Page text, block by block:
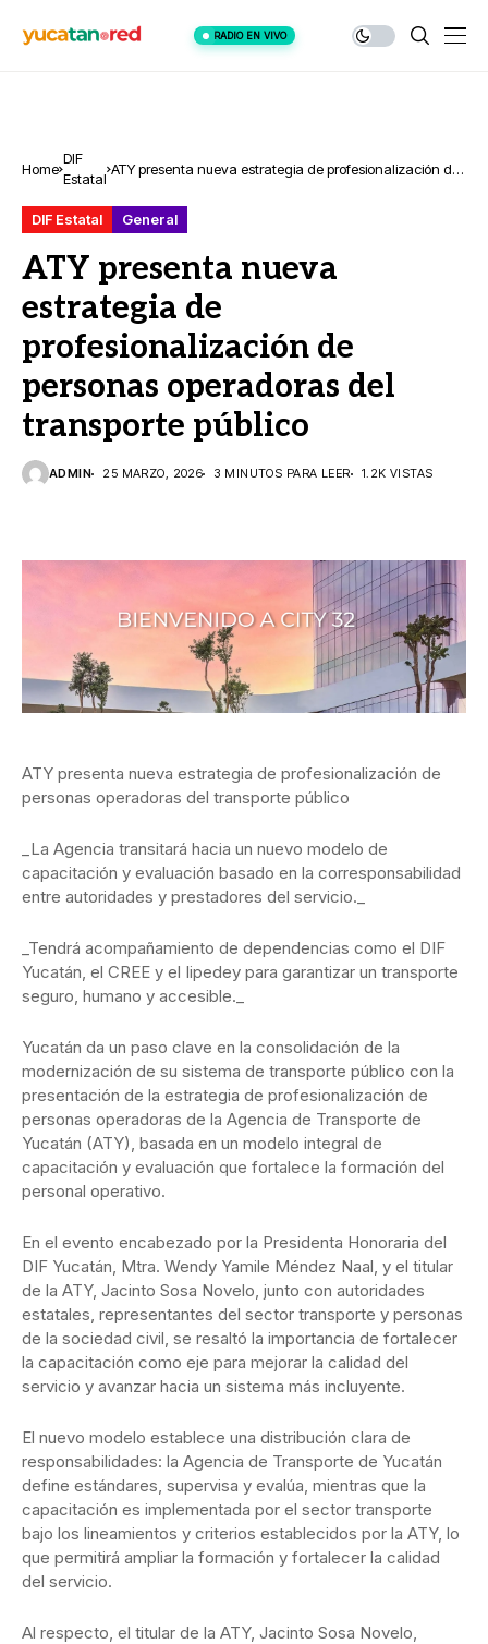
RADIO EN VIVO
Home
DIF
Estatal
ATY presenta nueva estrategia de profesionalización de
DIF Estatal
General
ATY presenta nueva
estrategia de
profesionalización de
personas operadoras del
transporte público
ADMIN 25 MARZO, 2026 3 MINUTOS PARA LEER 1.2K VISTAS
ATY presenta nueva estrategia de profesionalización de
personas operadoras del transporte público
_La Agencia transitará hacia un nuevo modelo de
capacitación y evaluación basado en la corresponsabilidad
entre autoridades y prestadores del servicio._
_Tendrá acompañamiento de dependencias como el DIF
Yucatán, el CREE y el Iipedey para garantizar un transporte
seguro, humano y accesible._
Yucatán da un paso clave en la consolidación de la
modernización de su sistema de transporte público con la
presentación de la estrategia de profesionalización de
personas operadoras de la Agencia de Transporte de
Yucatán (ATY), basada en un modelo integral de
capacitación y evaluación que fortalece la formación del
personal operativo.
En el evento encabezado por la Presidenta Honoraria del
DIF Yucatán, Mtra. Wendy Yamile Méndez Naal, y el titular
de la ATY, Jacinto Sosa Novelo, junto con autoridades
estatales, representantes del sector transporte y personas
de la sociedad civil, se resaltó la importancia de fortalecer
la capacitación como eje para mejorar la calidad del
servicio y avanzar hacia un sistema más incluyente.
El nuevo modelo establece una distribución clara de
responsabilidades: la Agencia de Transporte de Yucatán
define estándares, supervisa y evalúa, mientras que la
capacitación es implementada por el sector transporte
bajo los lineamientos y criterios establecidos por la ATY, lo
que permitirá ampliar la formación y fortalecer la calidad
del servicio.
Al respecto, el titular de la ATY, Jacinto Sosa Novelo,